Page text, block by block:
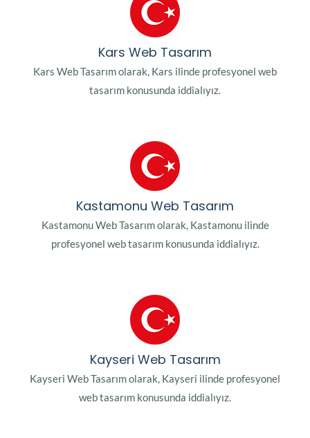
Kars Web Tasarım
Kars Web Tasarım olarak, Kars ilinde profesyonel web
tasarım konusunda iddialıyız.
Kastamonu Web Tasarım
Kastamonu Web Tasarım olarak, Kastamonu ilinde
profesyonel web tasarım konusunda iddialıyız.
Kayseri Web Tasarım
Kayseri Web Tasarım olarak, Kayseri ilinde profesyonel
web tasarım konusunda iddialıyız.